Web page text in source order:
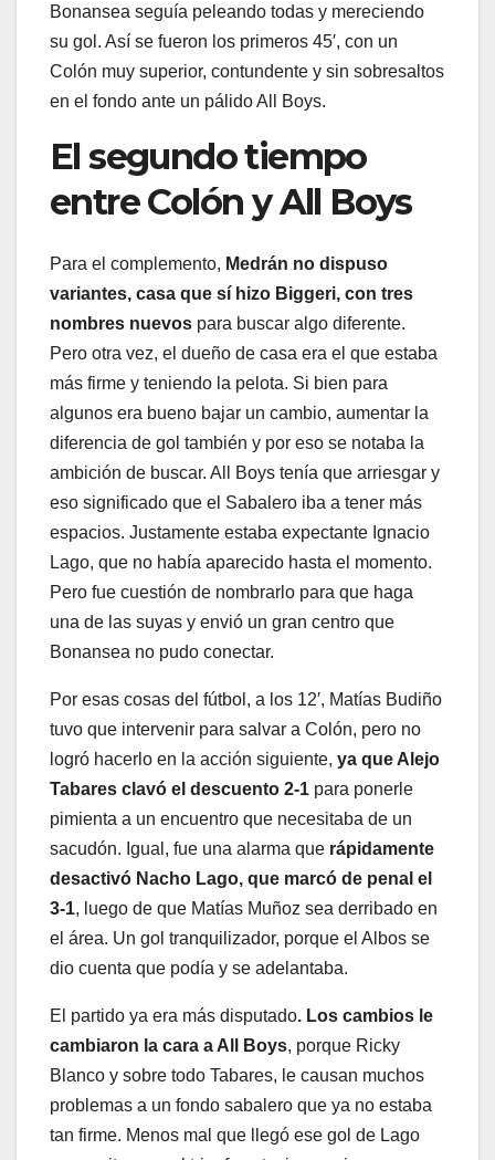
Bonansea seguía peleando todas y mereciendo
su gol. Así se fueron los primeros 45′, con un
Colón muy superior, contundente y sin sobresaltos
en el fondo ante un pálido All Boys.
El segundo tiempo
entre Colón y All Boys
Para el complemento, Medrán no dispuso
variantes, casa que sí hizo Biggeri, con tres
nombres nuevos para buscar algo diferente.
Pero otra vez, el dueño de casa era el que estaba
más firme y teniendo la pelota. Si bien para
algunos era bueno bajar un cambio, aumentar la
diferencia de gol también y por eso se notaba la
ambición de buscar. All Boys tenía que arriesgar y
eso significado que el Sabalero iba a tener más
espacios. Justamente estaba expectante Ignacio
Lago, que no había aparecido hasta el momento.
Pero fue cuestión de nombrarlo para que haga
una de las suyas y envió un gran centro que
Bonansea no pudo conectar.
Por esas cosas del fútbol, a los 12′, Matías Budiño
tuvo que intervenir para salvar a Colón, pero no
logró hacerlo en la acción siguiente, ya que Alejo
Tabares clavó el descuento 2-1 para ponerle
pimienta a un encuentro que necesitaba de un
sacudón. Igual, fue una alarma que rápidamente
desactivó Nacho Lago, que marcó de penal el
3-1, luego de que Matías Muñoz sea derribado en
el área. Un gol tranquilizador, porque el Albos se
dio cuenta que podía y se adelantaba.
El partido ya era más disputado. Los cambios le
cambiaron la cara a All Boys, porque Ricky
Blanco y sobre todo Tabares, le causan muchos
problemas a un fondo sabalero que ya no estaba
tan firme. Menos mal que llegó ese gol de Lago